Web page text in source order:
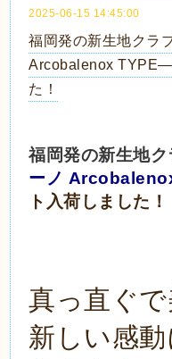
2025-06-15 14:45:00
福岡発の新生地クラ
Arcobalenox
た！
福岡発の新生地
ーノ
ト 入荷しました！
真っ直ぐで
新しい感動